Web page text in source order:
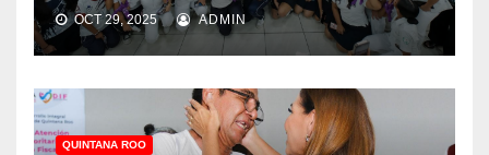
OCT 29, 2025 ADMIN
QUINTANA ROO